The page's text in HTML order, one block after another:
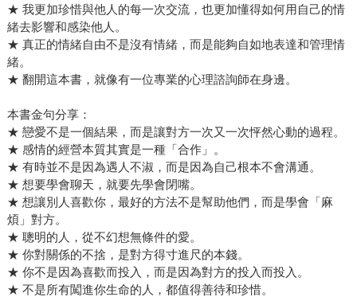
★ 我更加珍惜與他人的每一次交流，也更加懂得如何用自己的情
緒去影響和感染他人。
★ 真正的情緒自由不是沒有情緒，而是能夠自如地表達和管理情
緒。
★ 翻開這本書，就像有一位專業的心理諮詢師在身邊。
本書金句分享：
★ 戀愛不是一個結果，而是讓對方一次又一次怦然心動的過程。
★ 感情的經營本質其實是一種「合作」。
★ 有時並不是因為遇人不淑，而是因為自己根本不會溝通。
★ 想要學會聊天，就要先學會閉嘴。
★ 想讓別人喜歡你，最好的方法不是幫助他們，而是學會「麻
煩」對方。
★ 聰明的人，從不幻想無條件的愛。
★ 你對關係的不捨，是對方得寸進尺的本錢。
★ 你不是因為喜歡而投入，而是因為對方的投入而投入。
★ 不是所有闖進你生命的人，都值得善待和珍惜。